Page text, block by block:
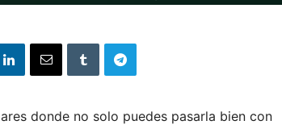
donde no solo puedes pasarla bien con